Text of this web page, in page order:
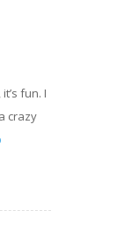
fun. I
crazy